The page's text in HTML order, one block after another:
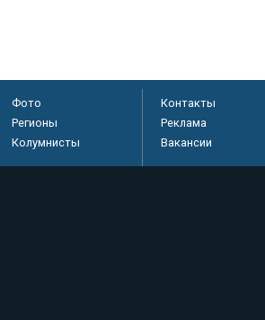
Фото
Регионы
Колумнисты
Контакты
Реклама
Вакансии